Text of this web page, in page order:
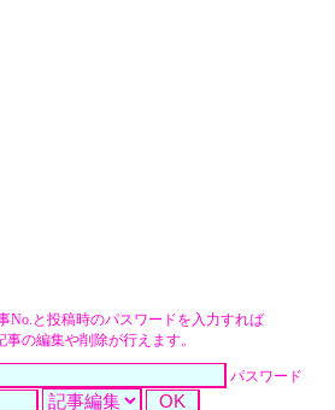
No.と投稿時のパスワードを入力すれば
事の編集や削除が行えます。
パスワード